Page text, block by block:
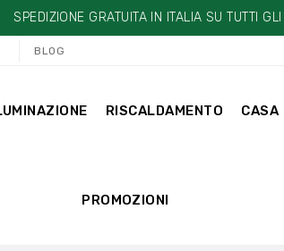
SPEDIZIONE GRATUITA IN ITALIA SU TUTTI GLI
BLOG
RISCALDAMENTO CASA
PROMOZIONI